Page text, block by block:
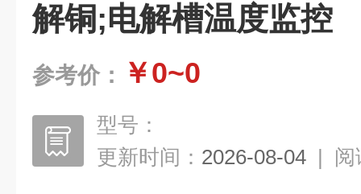
解铜;电解槽温度监控
参考价： ￥0~0
型号：
更新时间： 2026-08-04 | 阅